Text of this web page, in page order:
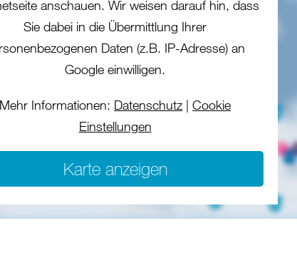
anschauen. Wir weisen darauf hin, dass
Sie dabei in die Übermittlung Ihrer
Daten (z.B. IP-Adresse) an
Google einwilligen.
Mehr Informationen: Datenschutz |Cookie
Einstellungen
Karte anzeigen